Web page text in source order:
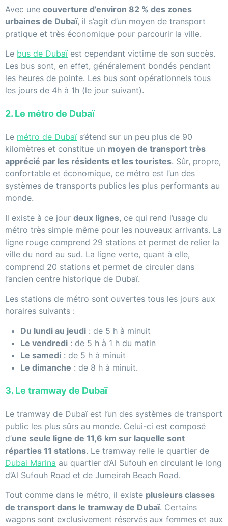
Avec une couverture d’environ 82 % des zones
urbaines de Dubaï, il s’agit d’un moyen de transport
pratique et très économique pour parcourir la ville.
Le bus de Dubaïest cependant victime de son succès.
Les bus sont, en effet, généralement bondés pendant
les heures de pointe. Les bus sont opérationnels tous
les jours de 4h à 1h (le jour suivant).
2. Le métro de Dubaï
Le métro de Dubaïs’étend sur un peu plus de 90
kilomètres et constitue un moyen de transport très
apprécié par les résidents et les touristes. Sûr, propre,
confortable et économique, ce métro est l’un des
systèmes de transports publics les plus performants au
monde.
Il existe à ce jour deux lignes, ce qui rend l’usage du
métro très simple même pour les nouveaux arrivants. La
ligne rouge comprend 29 stations et permet de relier la
ville du nord au sud. La ligne verte, quant à elle,
comprend 20 stations et permet de circuler dans
l’ancien centre historique de Dubaï.
Les stations de métro sont ouvertes tous les jours aux
horaires suivants :
Du lundi au jeudi : de 5 h à minuit
Le vendredi : de 5 h à 1 h du matin
Le samedi : de 5 h à minuit
Le dimanche : de 8 h à minuit.
3. Le tramway de Dubaï
Le tramway de Dubaï est l’un des systèmes de transport
public les plus sûrs au monde. Celui-ci est composé
d’une seule ligne de 11,6 km sur laquelle sont
réparties 11 stations. Le tramway relie le quartier de
Dubai Marina au quartier d’Al Sufouh en circulant le long
d’Al Sufouh Road et de Jumeirah Beach Road.
Tout comme dans le métro, il existe plusieurs classes
de transport dans le tramway de Dubaï. Certains
wagons sont exclusivement réservés aux femmes et aux